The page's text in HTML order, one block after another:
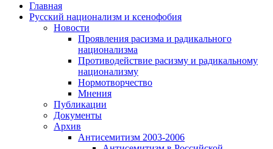
Главная
Русский национализм и ксенофобия
Новости
Проявления расизма и радикального
национализма
Противодействие расизму и радикальному
национализму
Нормотворчество
Мнения
Публикации
Документы
Архив
Антисемитизм 2003-2006